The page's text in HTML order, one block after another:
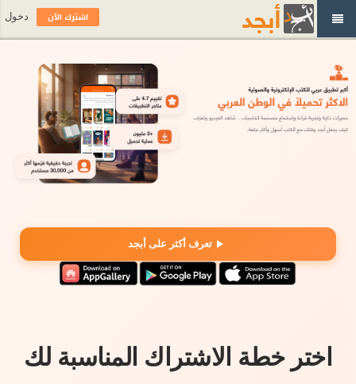
تعرف أكثر على أبجد
اختر خطة الاشتراك المناسبة لك
اشترك الآن دخول